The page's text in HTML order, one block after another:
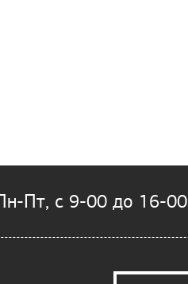
Пт, с 9-00 до 16-00